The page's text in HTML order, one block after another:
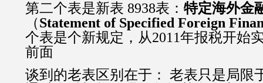
第二个表是新表 8938表 ： 特定海外金
（Statement of Specified Foreign
个表是个新规定，从2011年报税开始
前面
谈到的老表区别在于：
老表只是局限